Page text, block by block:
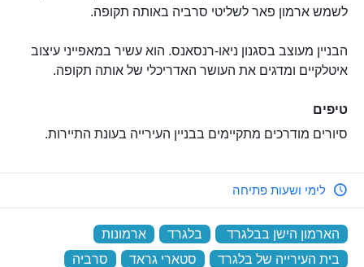
לשמש ארמון פאר לשליטי סרביה באותה תקופה.
הבניין מעוצב בסגנון ניאו-רנסאנס. הוא עשיר במאפייני עיצוב
איטלקיים ומדגים את העושר האדריכלי של אותה תקופה.
טיפים
סיורים מודרכים מתקיימים בבניין העירייה בעונת התיירות.
לימי ושעות פתיחה
הארמון הישן בבלגרד בלגרד ארמונות
בית העירייה של בלגרד
סטארי גראד סרביה